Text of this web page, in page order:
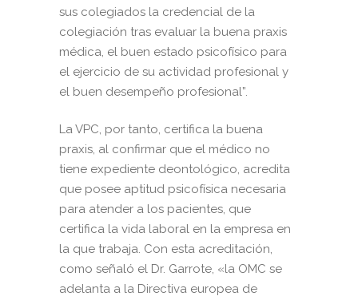
sus colegiados la credencial de la
colegiación tras evaluar la buena praxis
médica, el buen estado psicofísico para
el ejercicio de su actividad profesional y
el buen desempeño profesional”.
La VPC, por tanto, certifica la buena
praxis, al confirmar que el médico no
tiene expediente deontológico, acredita
que posee aptitud psicofísica necesaria
para atender a los pacientes, que
certifica la vida laboral en la empresa en
la que trabaja. Con esta acreditación,
como señaló el Dr. Garrote, «la OMC se
adelanta a la Directiva europea de